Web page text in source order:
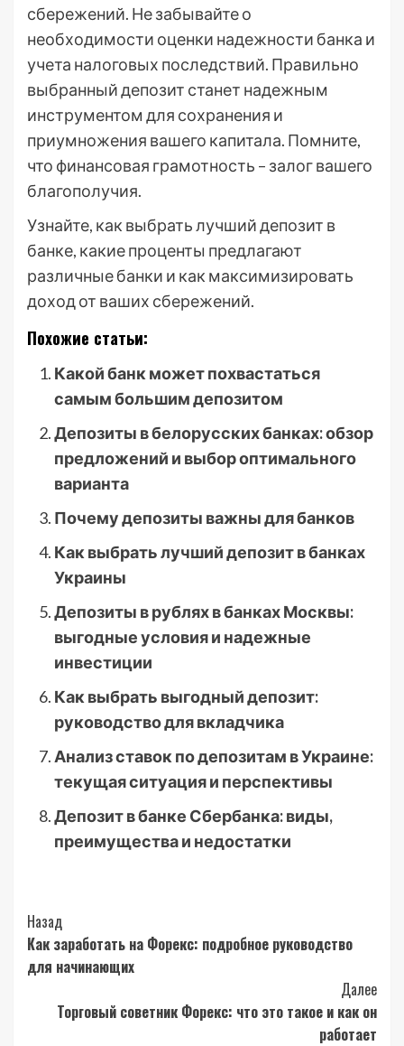
сбережений. Не забывайте о
необходимости оценки надежности банка и
учета налоговых последствий. Правильно
выбранный депозит станет надежным
инструментом для сохранения и
приумножения вашего капитала. Помните,
что финансовая грамотность – залог вашего
благополучия.
Узнайте, как выбрать лучший депозит в
банке, какие проценты предлагают
различные банки и как максимизировать
доход от ваших сбережений.
Похожие статьи:
Какой банк может похвастаться
самым большим депозитом
Депозиты в белорусских банках: обзор
предложений и выбор оптимального
варианта
Почему депозиты важны для банков
Как выбрать лучший депозит в банках
Украины
Депозиты в рублях в банках Москвы:
выгодные условия и надежные
инвестиции
Как выбрать выгодный депозит:
руководство для вкладчика
Анализ ставок по депозитам в Украине:
текущая ситуация и перспективы
Депозит в банке Сбербанка: виды,
преимущества и недостатки
Post
Navigation
Назад
Как заработать на Форекс: подробное руководство
для начинающих
Далее
Торговый советник Форекс: что это такое и как он
работает